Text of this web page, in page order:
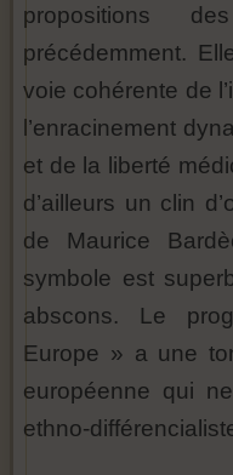
propositions
précédemment.
voie cohérente de
l’enracinement
et de la liberté
d’ailleurs un clin
de Maurice
symbole est
abscons. Le
Europe » a une
européenne qui
ethno-